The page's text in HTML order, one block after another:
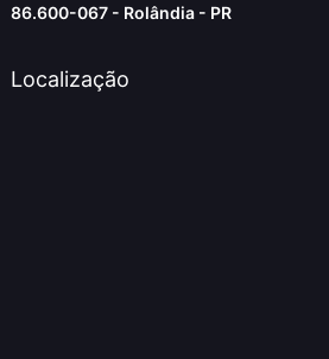
86.600-067 - Rolândia - PR
Localização